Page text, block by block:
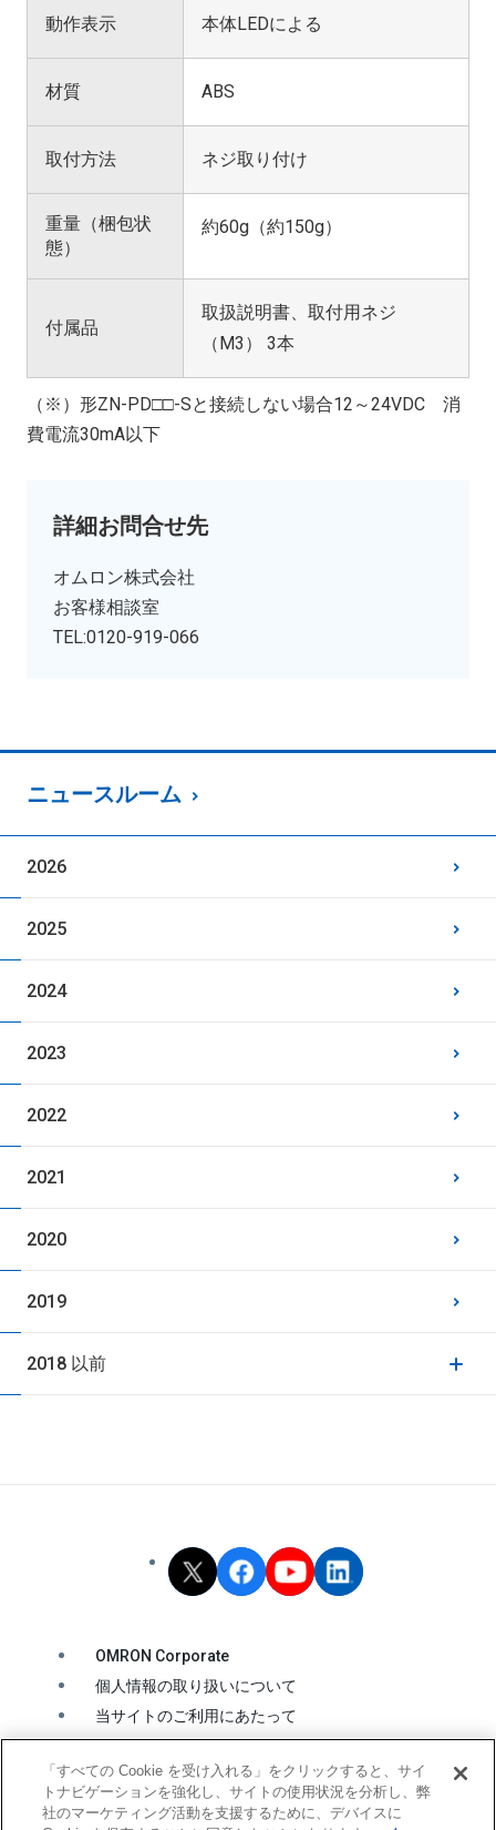
動作表示 本体LEDによる
材質 ABS
取付方法 ネジ取り付け
重量（梱包状
態）
約60g（約150g）
付属品
取扱説明書、取付用ネジ
（M3） 3本
（※）形ZN-PD□□-Sと接続しない場合12～24VDC 消
費電流30mA以下
詳細お問合せ先
オムロン株式会社
お客様相談室
TEL:0120-919-066
ニュースルーム
2026
2025
2024
2023
2022
2021
2020
2019
2018 以前
OMRON Corporate
個人情報の取り扱いについて
当サイトのご利用にあたって
クッキーの利用について
ソーシャルメディア公式アカウント運用ポリシー
ウェブアクセシビリティ方針
「すべての Cookie を受け入れる」をクリックすると、サイ
トナビゲーションを強化し、サイトの使用状況を分析し、弊
社のマーケティング活動を支援するために、デバイスに